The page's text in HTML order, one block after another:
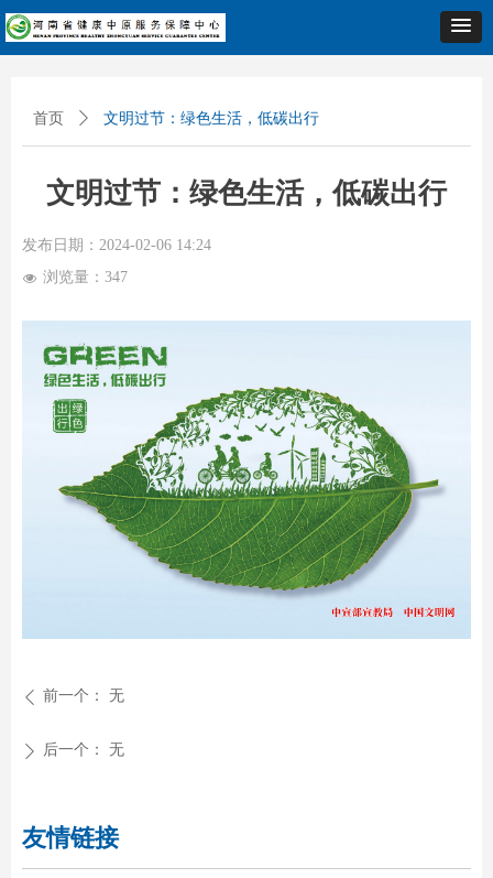
首页 ꄲ 文明过节：绿色生活，低碳出行
文明过节：绿色生活，低碳出行
发布日期： 2024-02-06 14:24
넶 浏览量： 347
ꄴ 前一个： 无
ꄲ 后一个： 无
友情链接